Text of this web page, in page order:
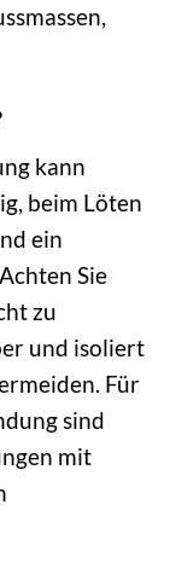
kann
beim Löten
ein
Sie
zu
und isoliert
Für
sind
mit